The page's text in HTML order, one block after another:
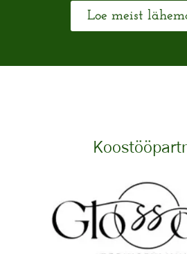
Loe meist